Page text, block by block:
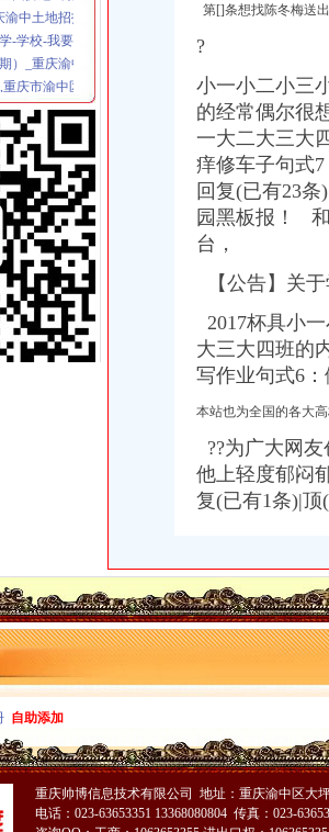
-学校-我要搜学网
）_重庆渝中土地招拍挂-房天下土地网
庆市渝中区化龙桥1-1.5万楼盘-重庆吉屋网
渝中区化龙桥地税所电话,渝中区化龙桥地税
10号在哪_重庆渝中区化龙桥华盛路10号怎么
龙桥片区B11-1/02地块超高层项目（二、三期
龙桥怎么走？-住哪网
违法违章建设_重庆市公开信箱
卫生服务中心-重庆社区卫生网
区化龙桥小学校爱问问同学录频道
中区农业采摘园_重庆渝中区农业采摘园化龙桥
龙桥正街208号楼上,重庆先科铸造机械有
坝正街186号地块安置房小区名叫什么？-政策
,渝中区化龙桥地税所电话多少_图吧电话查询
校怎么样|重庆市渝中区化龙桥小学校地址,
校简介|重庆市渝中区化龙桥小学校地址,概
桥片区B9/03地块项目工程办事结果-重庆市
站-关于我们-拉销网
带电话_重庆长城宽带_新浪博客
-重庆渝中区化龙桥附近的鲜花店
民搬迁拆装家具_志趣网
家_志趣网
项目一期工程.doc
技能培训_重庆渝中区技能培训化龙桥_百度
附近_预订_旅交汇
）_重庆渝中土地招拍挂-房天下土地网
附近_预订_旅交汇
第[]条想找陈冬梅送
?
小一小二小三
的经常偶尔很
一大二大三大
痒修车子句式
回复(已有23
园黑板报！
台，
【公告】关
2017杯具小
大三大四班的
写作业句式6
本站也为全国的各大
??为广大网
他上轻度郁闷
复(已有1条)|
自助添加
重庆帅博信息技术有限公司 地址：重庆渝中区大
电话：023-63653351 13368080804 传真：023-